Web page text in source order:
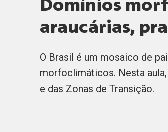
Domínios
araucárias,
O Brasil é um mosaico de
morfoclimáticos. Nesta
e das Zonas de Transição.